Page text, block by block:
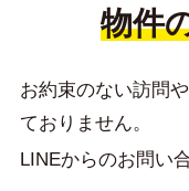
物件
お約束のない訪問
ておりません。
LINEからのお問い